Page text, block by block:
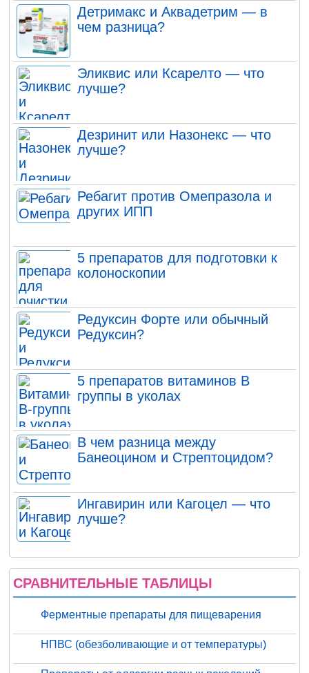
Детримакс и Аквадетрим — в
чем разница?
Эликвис или Ксарелто — что
лучше?
Дезринит или Назонекс — что
лучше?
Ребагит против Омепразола и
других ИПП
5 препаратов для подготовки к
колоноскопии
Редуксин Форте или обычный
Редуксин?
5 препаратов витаминов В
группы в уколах
В чем разница между
Банеоцином и Стрептоцидом?
Ингавирин или Кагоцел — что
лучше?
СРАВНИТЕЛЬНЫЕ ТАБЛИЦЫ
Ферментные препараты для пищеварения
НПВС (обезболивающие и от температуры)